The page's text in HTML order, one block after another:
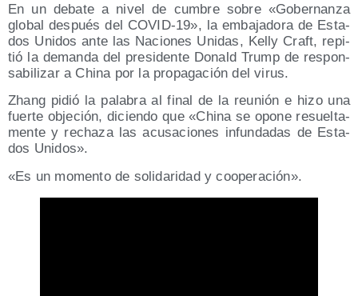
En un deba­te a nivel de cum­bre sobre «Gober­nan­za
glo­bal des­pués del COVID-19», la emba­ja­do­ra de Esta­
dos Uni­dos ante las Nacio­nes Uni­das, Kelly Craft, repi­
tió la deman­da del pre­si­den­te Donald Trump de res­pon­
sa­bi­li­zar a Chi­na por la pro­pa­ga­ción del virus.
Zhang pidió la pala­bra al final de la reu­nión e hizo una
fuer­te obje­ción, dicien­do que «Chi­na se opo­ne resuel­ta­
men­te y recha­za las acu­sa­cio­nes infun­da­das de Esta­
dos Unidos».
«Es un momen­to de soli­da­ri­dad y cooperación».